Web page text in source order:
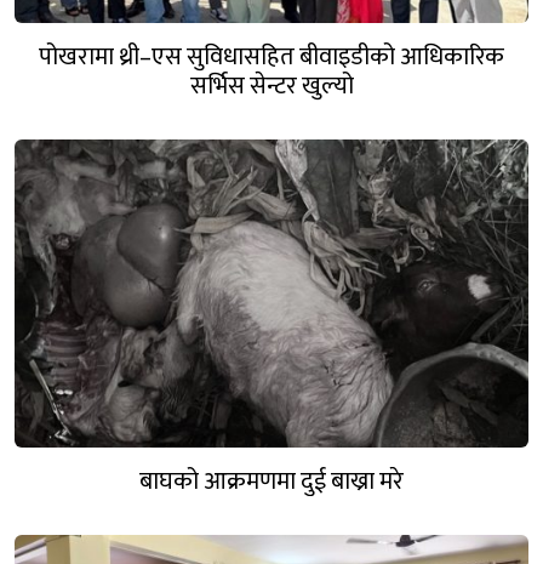
पोखरामा थ्री–एस सुविधासहित बीवाइडीको आधिकारिक
सर्भिस सेन्टर खुल्यो
बाघको आक्रमणमा दुई बाख्रा मरे